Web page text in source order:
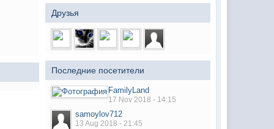
Друзья
Последние посетители
FamilyLand
17 Nov 2018 - 14:15
samoylov712
13 Aug 2018 - 21:45